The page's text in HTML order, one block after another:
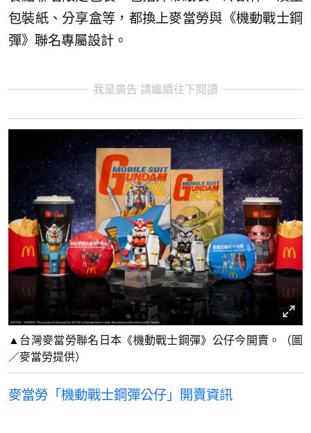
包裝紙、分享盒等，都換上麥當勞與《機動戰士鋼
彈》聯名專屬設計。
我是廣告 請繼續往下閱讀
▲台灣麥當勞聯名日本《機動戰士鋼彈》公仔今開賣。（圖
／麥當勞提供）
麥當勞「機動戰士鋼彈公仔」開賣資訊